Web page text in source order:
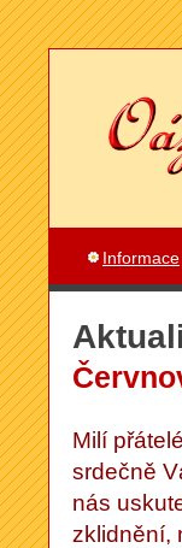
Informace
Milí
srdečně
nás
zklidnění,